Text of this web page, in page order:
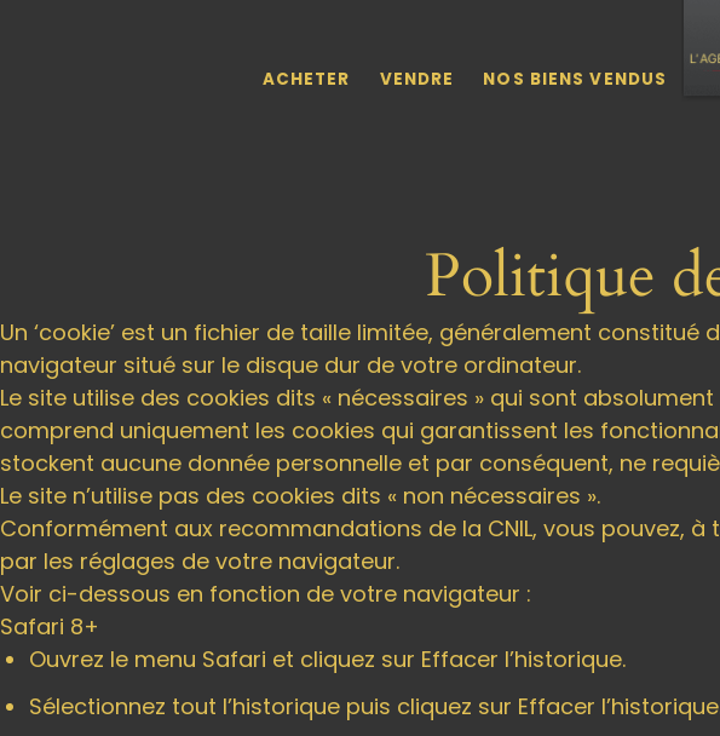
ACHETER VENDRE NOS BIENS VENDUS
Politique
Un ‘cookie’ est un fichier de taille limitée, généralement
navigateur situé sur le disque dur de votre ordinateur.
Le site utilise des cookies dits « nécessaires » qui sont
comprend uniquement les cookies qui garantissent les
stockent aucune donnée personnelle et par conséquent, ne
Le site n’utilise pas des cookies dits « non nécessaires ».
Conformément aux recommandations de la CNIL, vous pouvez,
par les réglages de votre navigateur.
Voir ci-dessous en fonction de votre navigateur :
Safari 8+
Ouvrez le menu Safari et cliquez sur Effacer l’historique.
Sélectionnez tout l’historique puis cliquez sur Effacer